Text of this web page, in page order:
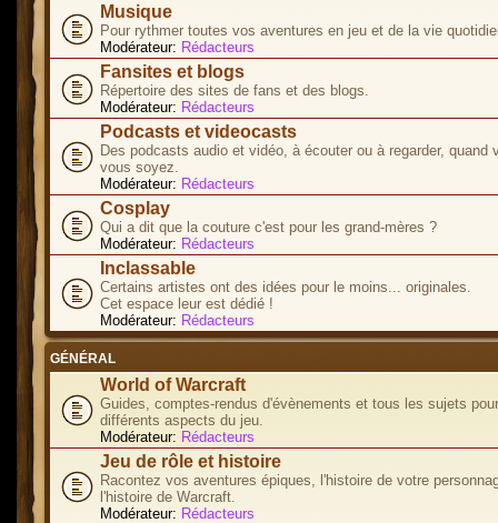
Musique
Pour rythmer toutes vos aventures en jeu et de la vie
Modérateur: Rédacteurs
Fansites et blogs
Répertoire des sites de fans et des blogs.
Modérateur: Rédacteurs
Podcasts et videocasts
Des podcasts audio et vidéo, à écouter ou à regarder, quand
vous soyez.
Modérateur: Rédacteurs
Cosplay
Qui a dit que la couture c'est pour les grand-mères ?
Modérateur: Rédacteurs
Inclassable
Certains artistes ont des idées pour le moins... originales.
Cet espace leur est dédié !
Modérateur: Rédacteurs
GÉNÉRAL
World of Warcraft
Guides, comptes-rendus d'évènements et tous les sujets
différents aspects du jeu.
Modérateur: Rédacteurs
Jeu de rôle et histoire
Racontez vos aventures épiques, l'histoire de votre
l'histoire de Warcraft.
Modérateur: Rédacteurs